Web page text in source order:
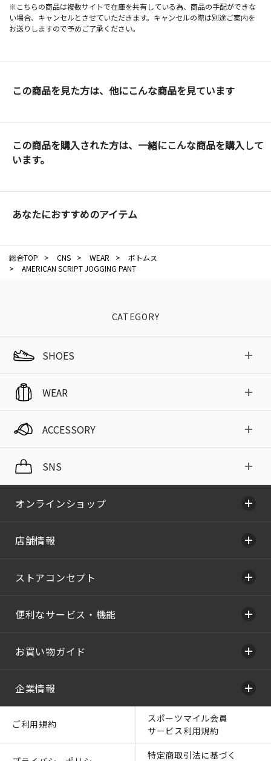
※こちらの商品は複数サイトで在庫を共有している為、商品の手配ができな
い場合、キャンセルとさせていただきます。キャンセルの際は別途ご案内を
お送りしますので予めご了承ください。
この商品を見た方は、他にこんな商品を見ています
この商品を購入された方は、一緒にこんな商品を購入して
います。
あなたにおすすめのアイテム
総合TOP > CNS > WEAR >
ボトムス
>
AMERICAN SCRIPT JOGGING PANT
CATEGORY
SHOES
WEAR
ACCESSORY
SNS
オンラインショップ
店舗情報
ストアコンセプト
便利なサービス・機能
お買い物ガイド
企業情報
ご利用規約
スポーツマイル会員
サービス利用規約
特定商取引法に基づく